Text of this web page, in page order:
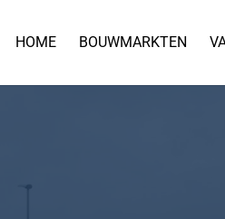
HOME BOUWMARKTEN